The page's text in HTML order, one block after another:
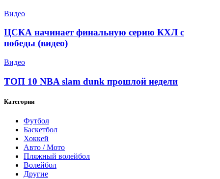
Видео
ЦСКА начинает финальную серию КХЛ с
победы (видео)
Видео
ТОП 10 NBA slam dunk прошлой недели
Категории
Футбол
Баскетбол
Хоккей
Авто / Мото
Пляжный волейбол
Волейбол
Другие